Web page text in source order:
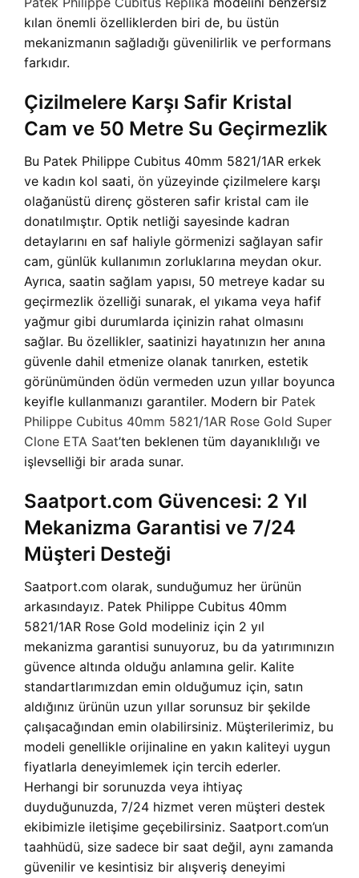
kılan önemli özelliklerden biri de, bu üstün
mekanizmanın sağladığı güvenilirlik ve performans
farkıdır.
Çizilmelere Karşı Safir Kristal
Cam ve 50 Metre Su Geçirmezlik
Bu Patek Philippe Cubitus 40mm 5821/1AR erkek
ve kadın kol saati, ön yüzeyinde çizilmelere karşı
olağanüstü direnç gösteren safir kristal cam ile
donatılmıştır. Optik netliği sayesinde kadran
detaylarını en saf haliyle görmenizi sağlayan safir
cam, günlük kullanımın zorluklarına meydan okur.
Ayrıca, saatin sağlam yapısı, 50 metreye kadar su
geçirmezlik özelliği sunarak, el yıkama veya hafif
yağmur gibi durumlarda içinizin rahat olmasını
sağlar. Bu özellikler, saatinizi hayatınızın her anına
güvenle dahil etmenize olanak tanırken, estetik
görünümünden ödün vermeden uzun yıllar boyunca
keyifle kullanmanızı garantiler. Modern bir Patek
Philippe Cubitus 40mm 5821/1AR Rose Gold Super
Clone ETA Saat’ten beklenen tüm dayanıklılığı ve
işlevselliği bir arada sunar.
Saatport.com Güvencesi: 2 Yıl
Mekanizma Garantisi ve 7/24
Müşteri Desteği
Saatport.com olarak, sunduğumuz her ürünün
arkasındayız. Patek Philippe Cubitus 40mm
5821/1AR Rose Gold modeliniz için 2 yıl
mekanizma garantisi sunuyoruz, bu da yatırımınızın
güvence altında olduğu anlamına gelir. Kalite
standartlarımızdan emin olduğumuz için, satın
aldığınız ürünün uzun yıllar sorunsuz bir şekilde
çalışacağından emin olabilirsiniz. Müşterilerimiz, bu
modeli genellikle orijinaline en yakın kaliteyi uygun
fiyatlarla deneyimlemek için tercih ederler.
Herhangi bir sorunuzda veya ihtiyaç
duyduğunuzda, 7/24 hizmet veren müşteri destek
ekibimizle iletişime geçebilirsiniz. Saatport.com’un
taahhüdü, size sadece bir saat değil, aynı zamanda
güvenilir ve kesintisiz bir alışveriş deneyimi